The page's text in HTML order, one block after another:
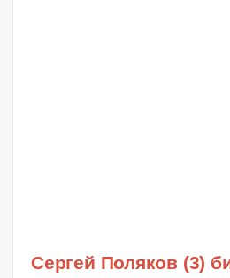
Сергей Поляков (3)